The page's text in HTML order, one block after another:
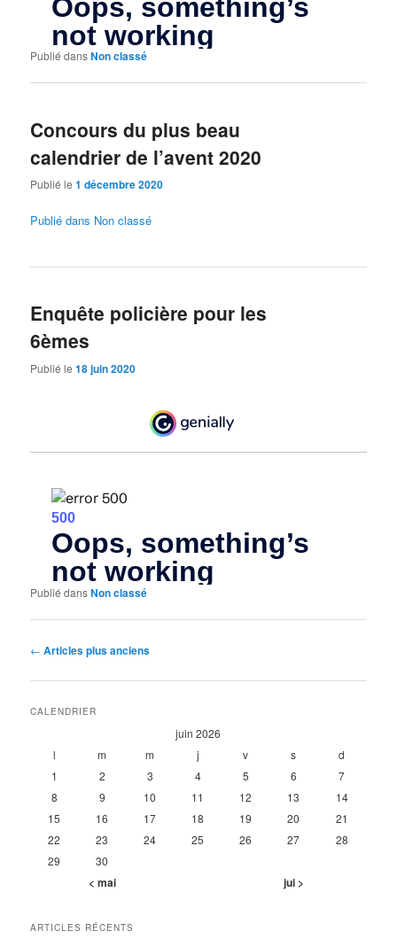
Publié dansNon classé
Concours du plus beau
calendrier de l’avent 2020
Publié le1 décembre 2020
Publié dans Non classé
Enquête policière pour les
6èmes
Publié le18 juin 2020
Publié dansNon classé
Navigation
articles
← Articles plus anciens
CALENDRIER
juin 2026
l
m m j v s
d
1
2 3 4 5 6
7
8
9 10 11 12 13
14
15
16 17 18 19 20
21
22
23 24 25 26 27
28
29
30
< mai jui >
ARTICLES RÉCENTS